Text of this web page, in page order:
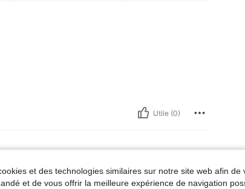
Utile (0)
Petite 0XL
et des technologies similaires sur notre site web afin de
et de vous offrir la meilleure expérience de navigation